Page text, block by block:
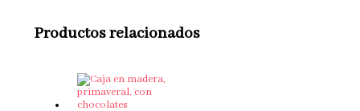
Productos relacionados